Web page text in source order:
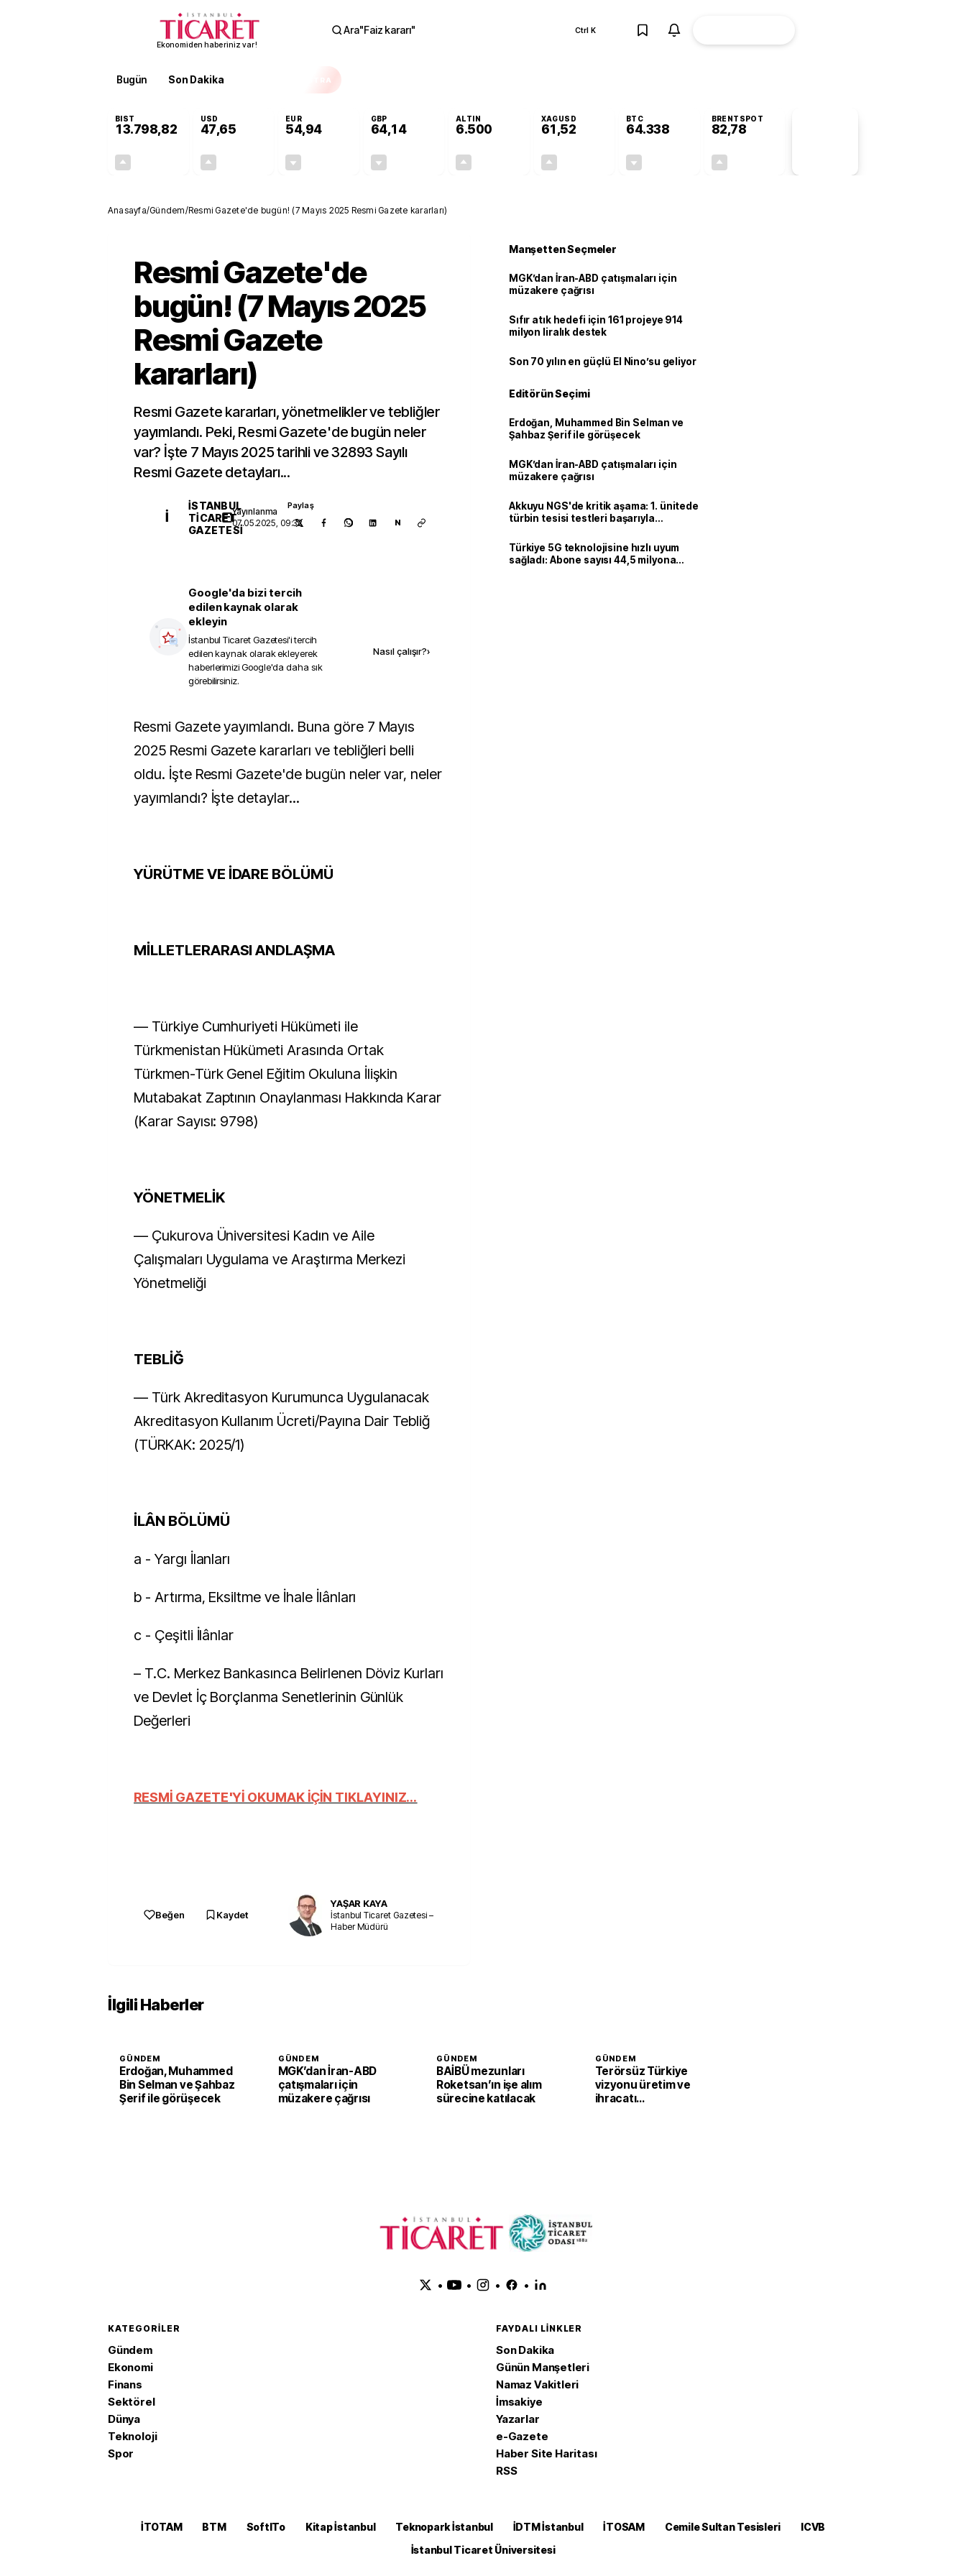
Ekonomiden haberiniz var!
Ara"Faiz kararı" Ctrl K
Bugün Son Dakika EKSTRA
BIST
13.798,82
USD
47,65
EUR
54,94
GBP
64,14
ALTIN
6.500
XAGUSD
61,52
BTC
64.338
BRENTSPOT
82,78
Anasayfa/Gündem/​Resmi Gazete'de bugün! (7 Mayıs 2025 Resmi Gazete kararları)
​Resmi Gazete'de
bugün! (7 Mayıs 2025
Resmi Gazete
kararları)
Resmi Gazete kararları, yönetmelikler ve tebliğler
yayımlandı. Peki, Resmi Gazete'de bugün neler
var? İşte 7 Mayıs 2025 tarihli ve 32893 Sayılı
Resmi Gazete detayları...
İ
İSTANBUL
TICARET
GAZETESI
Yayınlanma
07.05.2025, 09:32
Paylaş
N
Google'da bizi tercih
edilen kaynak olarak
ekleyin
İstanbul Ticaret Gazetesi'i tercih
edilen kaynak olarak ekleyerek
haberlerimizi Google'da daha sık
görebilirsiniz.
Nasıl çalışır?›
Resmi Gazete yayımlandı. Buna göre 7 Mayıs
2025 Resmi Gazete kararları ve tebliğleri belli
oldu. İşte Resmi Gazete'de bugün neler var, neler
yayımlandı? İşte detaylar...
YÜRÜTME VE İDARE BÖLÜMÜ
MİLLETLERARASI ANDLAŞMA
–– Türkiye Cumhuriyeti Hükümeti ile
Türkmenistan Hükümeti Arasında Ortak
Türkmen-Türk Genel Eğitim Okuluna İlişkin
Mutabakat Zaptının Onaylanması Hakkında Karar
(Karar Sayısı: 9798)
YÖNETMELİK
–– Çukurova Üniversitesi Kadın ve Aile
Çalışmaları Uygulama ve Araştırma Merkezi
Yönetmeliği
TEBLİĞ
–– Türk Akreditasyon Kurumunca Uygulanacak
Akreditasyon Kullanım Ücreti/Payına Dair Tebliğ
(TÜRKAK: 2025/1)
İLÂN BÖLÜMÜ
a - Yargı İlanları
b - Artırma, Eksiltme ve İhale İlânları
c - Çeşitli İlânlar
– T.C. Merkez Bankasınca Belirlenen Döviz Kurları
ve Devlet İç Borçlanma Senetlerinin Günlük
Değerleri
RESMİ GAZETE'Yİ OKUMAK İÇİN TIKLAYINIZ...
Beğen Kaydet
YAŞAR KAYA
İstanbul Ticaret Gazetesi –
Haber Müdürü
Manşetten Seçmeler
MGK’dan İran-ABD çatışmaları için
müzakere çağrısı
Sıfır atık hedefi için 161 projeye 914
milyon liralık destek
Son 70 yılın en güçlü El Nino’su geliyor
Editörün Seçimi
Erdoğan, Muhammed Bin Selman ve
Şahbaz Şerif ile görüşecek
MGK’dan İran-ABD çatışmaları için
müzakere çağrısı
Akkuyu NGS'de kritik aşama: 1. ünitede
türbin tesisi testleri başarıyla
Türkiye 5G teknolojisine hızlı uyum
sağladı: Abone sayısı 44,5 milyona
İlgili Haberler
GÜNDEM
Erdoğan, Muhammed
Bin Selman ve Şahbaz
Şerif ile görüşecek
GÜNDEM
MGK’dan İran-ABD
çatışmaları için
müzakere çağrısı
GÜNDEM
BAİBÜ mezunları
Roketsan’ın işe alım
sürecine katılacak
GÜNDEM
Terörsüz Türkiye
vizyonu üretim ve
ihracatı
• • • •
KATEGORILER
Gündem
Ekonomi
Finans
Sektörel
Dünya
Teknoloji
Spor
FAYDALI LINKLER
Son Dakika
Günün Manşetleri
Namaz Vakitleri
İmsakiye
Yazarlar
e-Gazete
Haber Site Haritası
RSS
İTOTAM BTM SoftITo Kitap İstanbul Teknopark İstanbul İDTM İstanbul İTOSAM Cemile Sultan Tesisleri
ICVB
İstanbul Ticaret Üniversitesi